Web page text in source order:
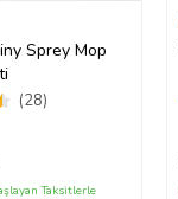
Sprey Mop
(28)
Taksitlerle